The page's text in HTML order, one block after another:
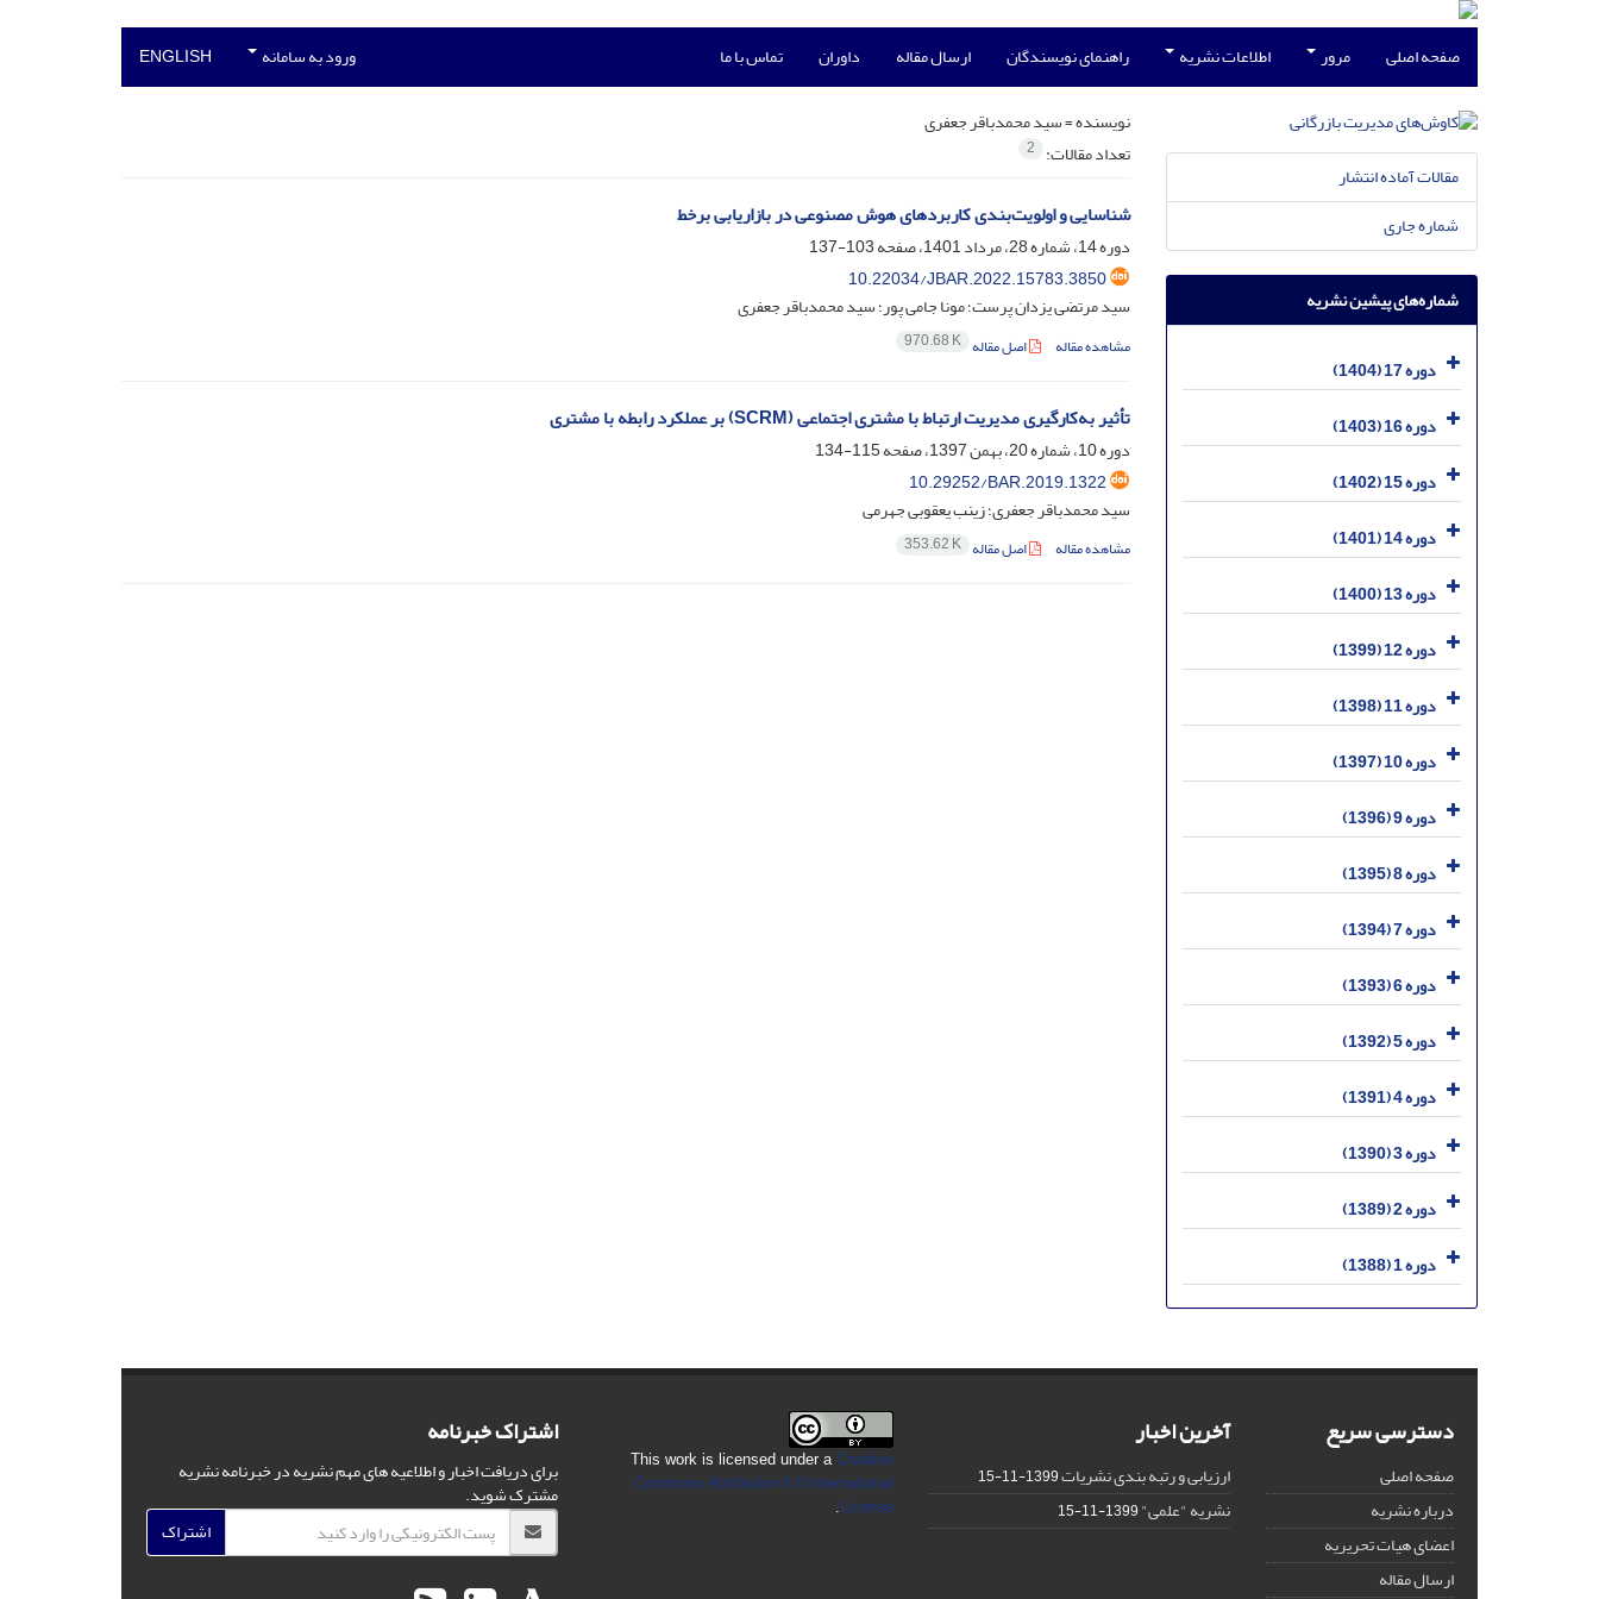
صفحه اصلی مرور اطلاعات نشریه راهنمای نویسندگان ارسال مقاله داوران تماس با ما ورود به سامانه ENGLISH
نویسنده =سید محمدباقر جعفری
تعداد مقالات: 2
شناسایی و اولویت‌بندی کاربردهای هوش مصنوعی در بازاریابی برخط
دوره 14، شماره 28، مرداد 1401، صفحه
103-137
10.22034/JBAR.2022.15783.3850
سید مرتضی یزدان پرست؛ مونا جامی پور؛ سید محمدباقر جعفری
مشاهده مقاله اصل مقاله 970.68 K
تأثیر به‌کارگیری مدیریت ارتباط با مشتری اجتماعی (SCRM) بر عملکرد رابطه با مشتری
دوره 10، شماره 20، بهمن 1397، صفحه
115-134
10.29252/BAR.2019.1322
سید محمدباقر جعفری؛ زینب یعقوبی جهرمی
مشاهده مقاله اصل مقاله 353.62 K
مقالات آماده انتشار
شماره جاری
شماره‌های پیشین نشریه
دوره 17 (1404)
دوره 16 (1403)
دوره 15 (1402)
دوره 14 (1401)
دوره 13 (1400)
دوره 12 (1399)
دوره 11 (1398)
دوره 10 (1397)
دوره 9 (1396)
دوره 8 (1395)
دوره 7 (1394)
دوره 6 (1393)
دوره 5 (1392)
دوره 4 (1391)
دوره 3 (1390)
دوره 2 (1389)
دوره 1 (1388)
دسترسی سریع
صفحه اصلی
درباره نشریه
اعضای هیات تحریریه
ارسال مقاله
آخرین اخبار
ارزیابی و رتبه بندی نشریات1399-11-15
نشریه "علمی"1399-11-15
This work is licensed under aCreative
Commons Attribution 4.0 International
License
.
اشتراک خبرنامه
برای دریافت اخبار و اطلاعیه های مهم نشریه در خبرنامه نشریه
مشترک شوید.
اشتراک